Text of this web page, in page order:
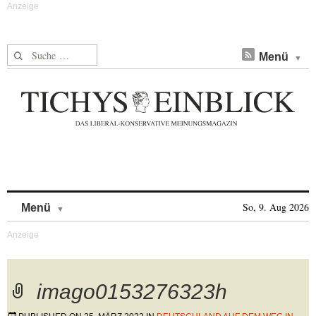
Suche nach: Menü
Menü So, 9. Aug 2026
imago0153276323h